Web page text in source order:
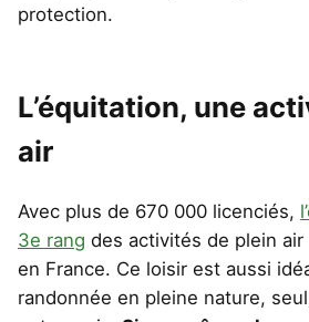
protection.
L’équitation, une
air
Avec plus de 670 000 licenciés,
3e rang des activités de plein
en France. Ce loisir est aussi
randonnée en pleine nature,